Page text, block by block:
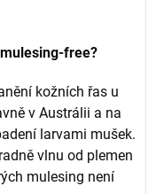
free?
kožních řas u
v Austrálii a na
larvami mušek.
vlnu od plemen
mulesing není